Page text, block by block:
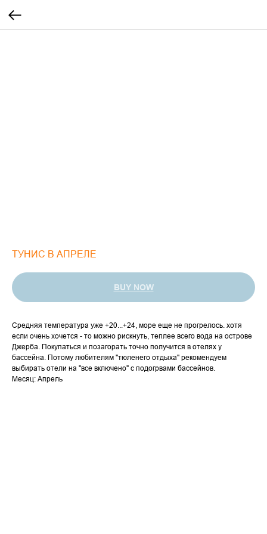
ТУНИС В АПРЕЛЕ
BUY NOW
Средняя температура уже +20...+24, море еще не прогрелось. хотя
если очень хочется - то можно рискнуть, теплее всего вода на острове
Джерба. Покупаться и позагорать точно получится в отелях у
бассейна. Потому любителям "тюленего отдыха" рекомендуем
выбирать отели на "все включено" с подогрвами бассейнов.
Месяц: Апрель